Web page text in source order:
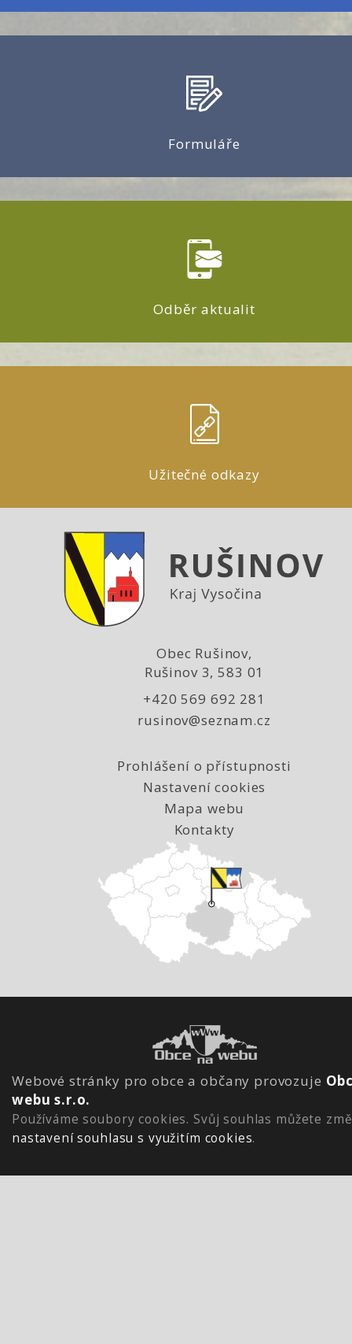
Formuláře
Odběr aktualit
Užitečné odkazy
Obec Rušinov,
Rušinov 3, 583 01
+420 569 692 281
rusinov@seznam.cz
Prohlášení o přístupnosti
Nastavení cookies
Mapa webu
Kontakty
Webové stránky pro obce a občany provozuje
webu s.r.o.
Používáme soubory cookies. Svůj souhlas můžete
nastavení souhlasu s využitím cookies.